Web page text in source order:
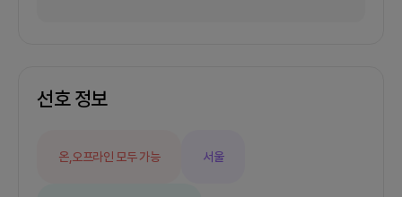
선호 정보
온,오프라인 모두 가능 서울